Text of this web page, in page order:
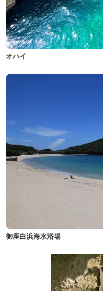
オハイ
御座白浜海水浴場